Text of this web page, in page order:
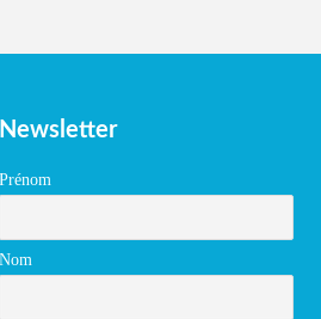
Newsletter
Prénom
Nom